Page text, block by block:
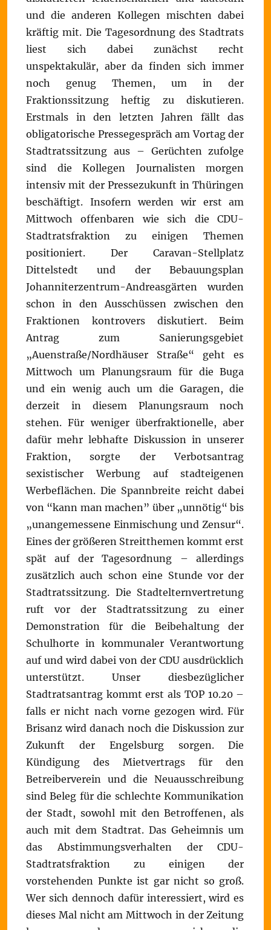
und die anderen Kollegen mischten dabei
kräftig mit. Die Tagesordnung des Stadtrats
liest sich dabei zunächst recht
unspektakulär, aber da finden sich immer
noch genug Themen, um in der
Fraktionssitzung heftig zu diskutieren.
Erstmals in den letzten Jahren fällt das
obligatorische Pressegespräch am Vortag der
Stadtratssitzung aus – Gerüchten zufolge
sind die Kollegen Journalisten morgen
intensiv mit der Pressezukunft in Thüringen
beschäftigt. Insofern werden wir erst am
Mittwoch offenbaren wie sich die CDU-
Stadtratsfraktion zu einigen Themen
positioniert. Der Caravan-Stellplatz
Dittelstedt und der Bebauungsplan
Johanniterzentrum-Andreasgärten wurden
schon in den Ausschüssen zwischen den
Fraktionen kontrovers diskutiert. Beim
Antrag zum Sanierungsgebiet
„Auenstraße/Nordhäuser Straße“ geht es
Mittwoch um Planungsraum für die Buga
und ein wenig auch um die Garagen, die
derzeit in diesem Planungsraum noch
stehen. Für weniger überfraktionelle, aber
dafür mehr lebhafte Diskussion in unserer
Fraktion, sorgte der Verbotsantrag
sexistischer Werbung auf stadteigenen
Werbeflächen. Die Spannbreite reicht dabei
von “kann man machen” über „unnötig“ bis
„unangemessene Einmischung und Zensur“.
Eines der größeren Streitthemen kommt erst
spät auf der Tagesordnung – allerdings
zusätzlich auch schon eine Stunde vor der
Stadtratssitzung. Die Stadtelternvertretung
ruft vor der Stadtratssitzung zu einer
Demonstration für die Beibehaltung der
Schulhorte in kommunaler Verantwortung
auf und wird dabei von der CDU ausdrücklich
unterstützt. Unser diesbezüglicher
Stadtratsantrag kommt erst als TOP 10.20 –
falls er nicht nach vorne gezogen wird. Für
Brisanz wird danach noch die Diskussion zur
Zukunft der Engelsburg sorgen. Die
Kündigung des Mietvertrags für den
Betreiberverein und die Neuausschreibung
sind Beleg für die schlechte Kommunikation
der Stadt, sowohl mit den Betroffenen, als
auch mit dem Stadtrat. Das Geheimnis um
das Abstimmungsverhalten der CDU-
Stadtratsfraktion zu einigen der
vorstehenden Punkte ist gar nicht so groß.
Wer sich dennoch dafür interessiert, wird es
dieses Mal nicht am Mittwoch in der Zeitung